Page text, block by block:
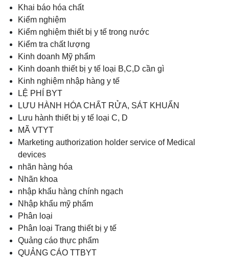
Khai báo hóa chất
Kiểm nghiệm
Kiểm nghiệm thiết bị y tế trong nước
Kiểm tra chất lượng
Kinh doanh Mỹ phẩm
Kinh doanh thiết bị y tế loại B,C,D cần gì
Kinh nghiệm nhập hàng y tế
LỆ PHÍ BYT
LƯU HÀNH HÓA CHẤT RỬA, SÁT KHUẨN
Lưu hành thiết bị y tế loại C, D
MÃ VTYT
Marketing authorization holder service of Medical
devices
nhãn hàng hóa
Nhãn khoa
nhập khẩu hàng chính ngạch
Nhập khẩu mỹ phẩm
Phân loại
Phân loại Trang thiết bị y tế
Quảng cáo thực phẩm
QUẢNG CÁO TTBYT